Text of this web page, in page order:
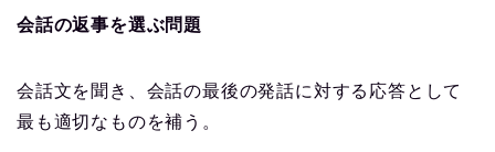
会話の返事を選ぶ問題
会話文を聞き、会話の最後の発話に対する応答として
最も適切なものを補う。